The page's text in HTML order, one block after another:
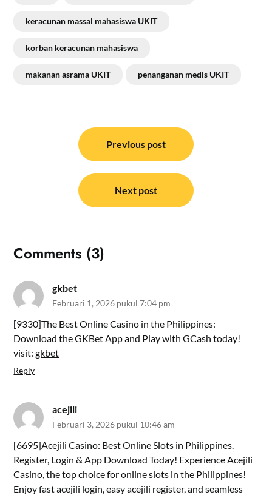
keracunan massal mahasiswa UKIT
korban keracunan mahasiswa
makanan asrama UKIT penanganan medis UKIT
Previous post
Next post
Comments (3)
gkbet
Februari 1, 2026 pukul 7:04 pm
[9330]The Best Online Casino in the Philippines:
Download the GKBet App and Play with GCash today!
visit:gkbet
Reply
acejili
Februari 3, 2026 pukul 10:46 am
[6695]Acejili Casino: Best Online Slots in Philippines.
Register, Login & App Download Today! Experience Acejili
Casino, the top choice for online slots in the Philippines!
Enjoy fast acejili login, easy acejili register, and seamless